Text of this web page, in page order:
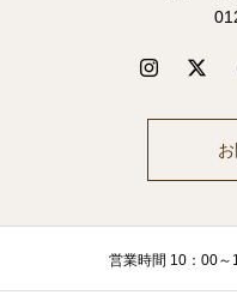
営業時間 10：00